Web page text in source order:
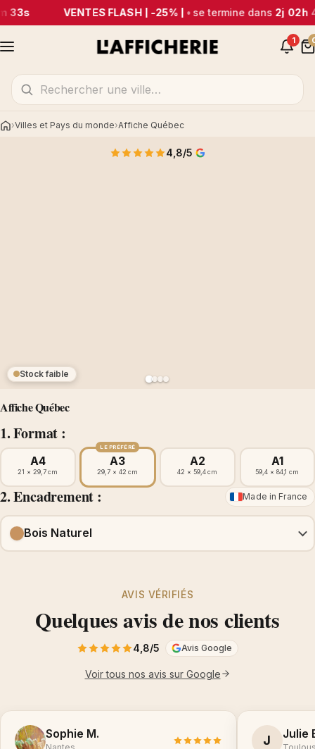
33s VENTES FLASH | -25% | •se termine dans2j 02h
1
AccueilVilles et Pays du monde Affiche Québec
Affiche Québec
1. Format :
Stock faible
4,8/5
A4
21 × 29,7 cm
LE PRÉFÉRÉ
A3
29,7 × 42 cm
A2
42 × 59,4 cm
A1
59,4 × 84,1 cm
2. Encadrement : Made in France
Bois Naturel
AVIS VÉRIFIÉS
Quelques avis de nos clients
4,8/5 Avis Google
Voir tous nos avis sur Google
Sophie M. J Julie